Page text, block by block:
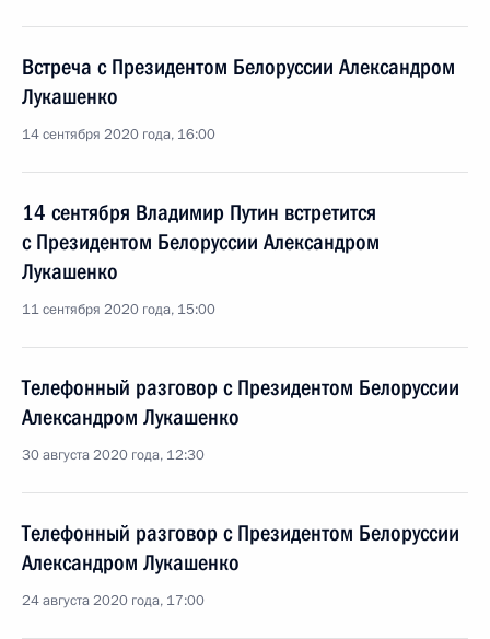
Встреча с Президентом Белоруссии Александром
Лукашенко
14 сентября 2020 года, 16:00
14 сентября Владимир Путин встретится
с Президентом Белоруссии Александром
Лукашенко
11 сентября 2020 года, 15:00
Телефонный разговор с Президентом Белоруссии
Александром Лукашенко
30 августа 2020 года, 12:30
Телефонный разговор с Президентом Белоруссии
Александром Лукашенко
24 августа 2020 года, 17:00